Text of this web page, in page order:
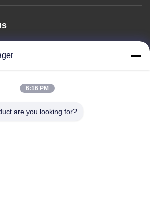
une demande de renseignements
Renseignez-vous
6:16 PM
are you looking for?